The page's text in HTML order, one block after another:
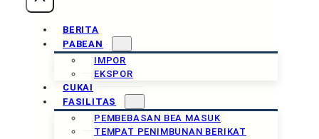
BERITA
PABEAN
IMPOR
EKSPOR
CUKAI
FASILITAS
PEMBEBASAN BEA MASUK
TEMPAT PENIMBUNAN BERIKAT